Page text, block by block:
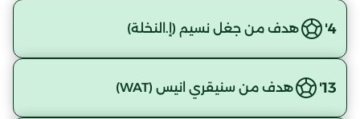
4' هدف من جغل نسيم (إ.النخلة)
13' هدف من سنيقري انيس (WAT)